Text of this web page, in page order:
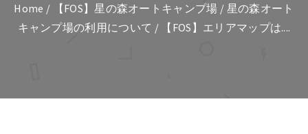
Home / 【FOS】星の森オートキャンプ場 / 星の森オート
キャンプ場の利用について / 【FOS】エリアマップは....